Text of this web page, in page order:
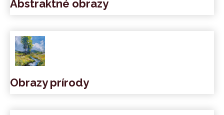
Abstraktné obrazy
Obrazy prírody